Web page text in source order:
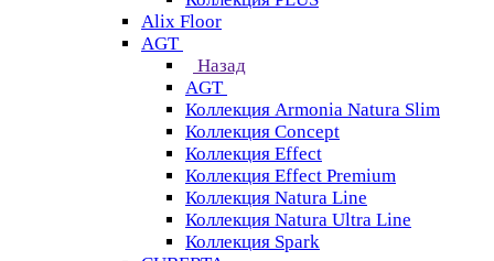
Alix Floor
AGT
Назад
AGT
Коллекция Armonia Natura Slim
Коллекция Concept
Коллекция Effect
Коллекция Effect Premium
Коллекция Natura Line
Коллекция Natura Ultra Line
Коллекция Spark